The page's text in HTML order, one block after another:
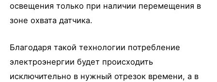
освещения только при наличии перемещения в
зоне охвата датчика.
Благодаря такой технологии потребление
электроэнергии будет происходить
исключительно в нужный отрезок времени, а в